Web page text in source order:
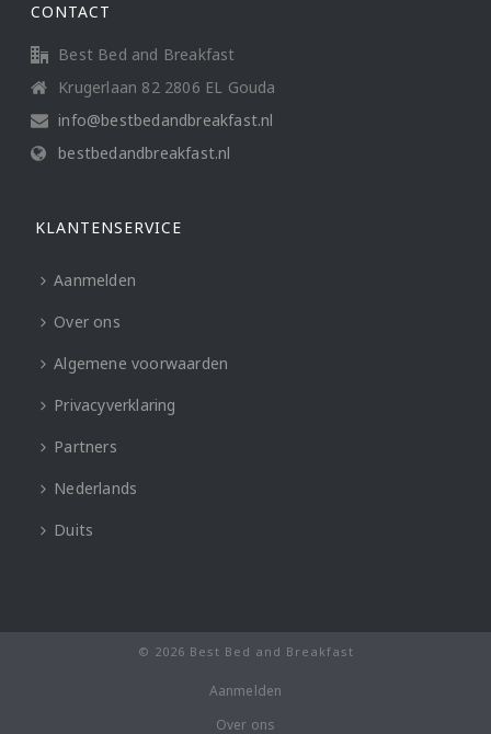
CONTACT
Best Bed and Breakfast
Krugerlaan 82 2806 EL Gouda
info@bestbedandbreakfast.nl
bestbedandbreakfast.nl
KLANTENSERVICE
Aanmelden
Over ons
Algemene voorwaarden
Privacyverklaring
Partners
Nederlands
Duits
© 2026 Best Bed and Breakfast
Aanmelden
Over ons